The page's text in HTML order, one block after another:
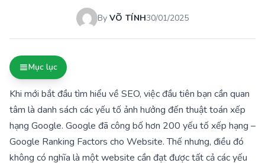
By VÕ TÍNH30/01/2025
Mục lục
Khi mới bắt đầu tìm hiểu về SEO, việc đầu tiên bạn cần quan
tâm là danh sách các yếu tố ảnh hưởng đến thuật toán xếp
hạng Google. Google đã công bố hơn 200 yếu tố xếp hạng –
Google Ranking Factors cho Website. Thế nhưng, điều đó
không có nghĩa là một website cần đạt được tất cả các yếu